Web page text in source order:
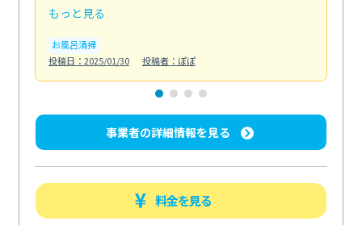
もっと見る
お風呂清掃
投稿日：2025/01/30
投稿者：ぽぽ
事業者の詳細情報を見る
料金を見る